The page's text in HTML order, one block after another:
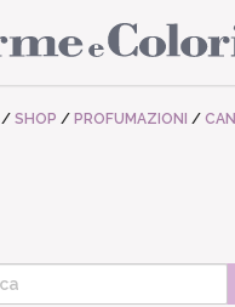
/ SHOP / PROFUMAZIONI /